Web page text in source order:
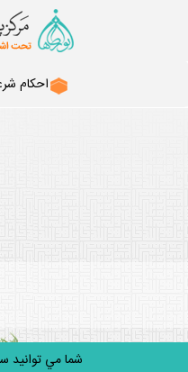
احكام
شما مي توانيد سوالات